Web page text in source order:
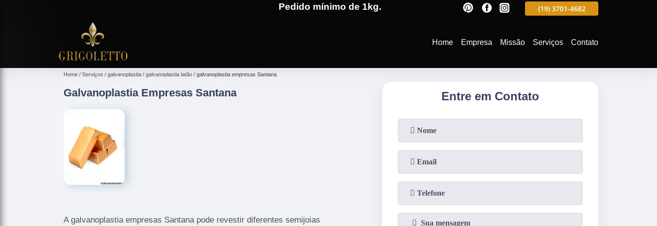
Pedido mínimo de 1kg.
(19)3701-4682 (19) 3701-4988 (19) 3701-4682
Home Empresa Missão Serviços Contato
Home Serviços galvanoplastia galvanoplastia latão galvanoplastia empresas Santana
Galvanoplastia Empresas Santana
A galvanoplastia empresas Santana pode revestir diferentes semijoias
Entre em Contato